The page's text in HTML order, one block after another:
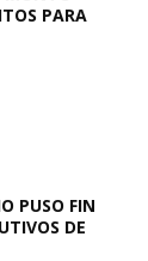
PARA
PUSO FIN
DE